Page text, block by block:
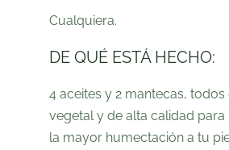
Cualquiera.
DE QUÉ ESTÁ HECHO:
4 aceites y 2 mantecas,
vegetal y de alta calidad
la mayor humectación a tu